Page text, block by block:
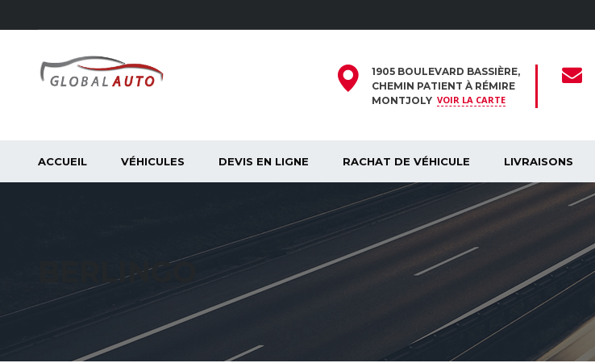
1905 BOULEVARD BASSIÈRE,
CHEMIN PATIENT À RÉMIRE
MONTJOLY VOIR LA CARTE
ACCUEIL VÉHICULES DEVIS EN LIGNE RACHAT DE VÉHICULE LIVRAISONS
BERLINGO